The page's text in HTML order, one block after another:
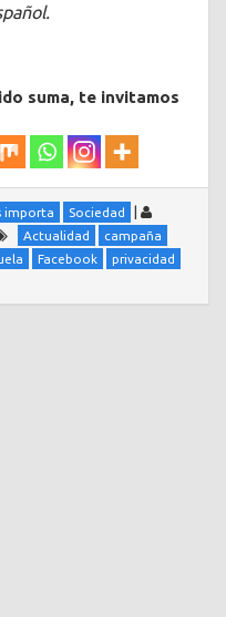
suma, te invitamos
importa Sociedad
|
Actualidad
campaña
Facebook
privacidad